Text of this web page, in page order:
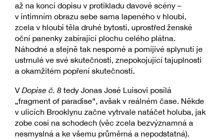
až na konci dopisu v protikladu davové scény –
v intimním obrazu sebe sama lapeného v hloubi,
zcela v hloubi těla druhé bytosti, uprostřed ženské
oční panenky zabírající plochu celého plátna.
Náhodné a stejně tak nesporné a pomíjivé splynutí je
ustrnulé ve své skutečnosti, znepokojující tajuplnosti
a okamžitém popření skutečnosti.
V Dopise č. 8 tedy Jonas José Luisovi posílá
„fragment of paradise“, avšak v reálném čase. Někde
v ulicích Brooklynu začne vytrvale natáčet holuba, jak
zobe cosi na schodech (věc zcela bezvýznamná a
nesmyslná a ke všemu průměrná a nepodstatná).